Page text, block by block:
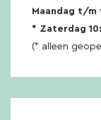
Maandag t/m
* Zaterdag
(* alleen